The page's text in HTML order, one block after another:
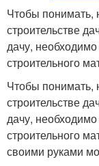
Чтобы понимать,
строительстве
дачу,
строительного
Чтобы понимать,
строительстве
дачу,
строительного
своими руками